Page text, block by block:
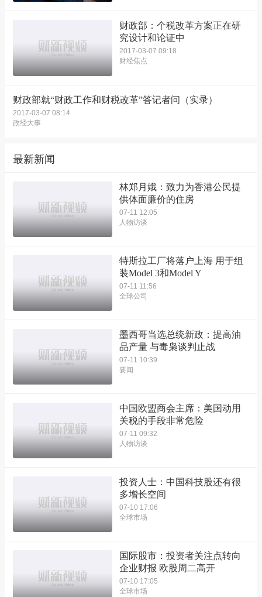
财政部：个税改革方案正在研
究设计和论证中
2017-03-07 09:18
财经焦点
财政部就“财政工作和财税改革”答记者问（实录）
2017-03-07 08:14
政经大事
最新新闻
林郑月娥：致力为香港公民提
供体面廉价的住房
07-11 12:05
人物访谈
特斯拉工厂将落户上海 用于组
装Model 3和Model Y
07-11 11:56
全球公司
墨西哥当选总统新政：提高油
品产量 与毒枭谈判止战
07-11 10:39
要闻
中国欧盟商会主席：美国动用
关税的手段非常危险
07-11 09:32
人物访谈
投资人士：中国科技股还有很
多增长空间
07-10 17:06
全球市场
国际股市：投资者关注点转向
企业财报 欧股周二高开
07-10 17:05
全球市场